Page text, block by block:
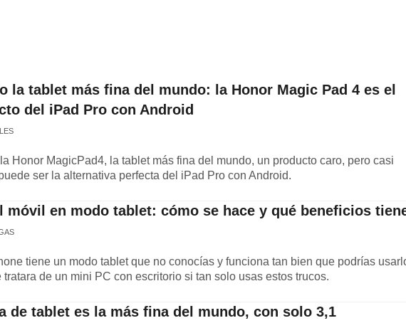
la tablet más fina del mundo: la Honor Magic Pad 4 es el
del iPad Pro con Android
Honor MagicPad4, la tablet más fina del mundo, un producto caro, pero casi
ser la alternativa perfecta del iPad Pro con Android.
móvil en modo tablet: cómo se hace y qué beneficios
tiene un modo tablet que no conocías y funciona tan bien que podrías
tratara de un mini PC con escritorio si tan solo usas estos trucos.
de tablet es la más fina del mundo, con solo 3,1